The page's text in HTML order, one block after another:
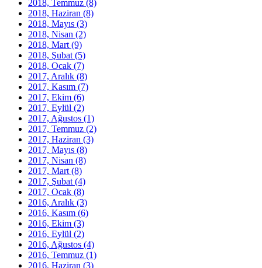
2018, Temmuz (8)
2018, Haziran (8)
2018, Mayıs (3)
2018, Nisan (2)
2018, Mart (9)
2018, Şubat (5)
2018, Ocak (7)
2017, Aralık (8)
2017, Kasım (7)
2017, Ekim (6)
2017, Eylül (2)
2017, Ağustos (1)
2017, Temmuz (2)
2017, Haziran (3)
2017, Mayıs (8)
2017, Nisan (8)
2017, Mart (8)
2017, Şubat (4)
2017, Ocak (8)
2016, Aralık (3)
2016, Kasım (6)
2016, Ekim (3)
2016, Eylül (2)
2016, Ağustos (4)
2016, Temmuz (1)
2016, Haziran (3)